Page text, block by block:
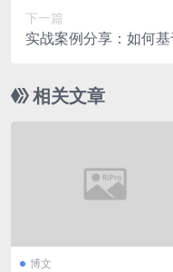
下一篇
实战案例分享：如何
相关文章
博文